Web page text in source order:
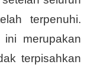
terpenuhi.
merupakan
terpisahkan